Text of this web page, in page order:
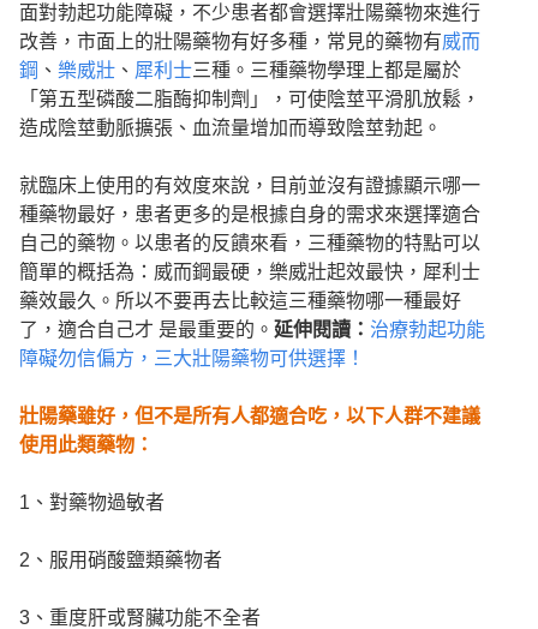
面對勃起功能障礙，不少患者都會選擇壯陽藥物來進行
改善，市面上的壯陽藥物有好多種，常見的藥物有威而
鋼 、 樂威壯 、 犀利士三種。三種藥物學理上都是屬於
「第五型磷酸二脂酶抑制劑」，可使陰莖平滑肌放鬆，
造成陰莖動脈擴張、血流量增加而導致陰莖勃起。
就臨床上使用的有效度來說，目前並沒有證據顯示哪一
種藥物最好，患者更多的是根據自身的需求來選擇適合
自己的藥物。以患者的反饋來看，三種藥物的特點可以
簡單的概括為：威而鋼最硬，樂威壯起效最快，犀利士
藥效最久。所以不要再去比較這三種藥物哪一種最好
了，適合自己才 是最重要的。 延伸閱讀： 治療勃起功能
障礙勿信偏方，三大壯陽藥物可供選擇！
壯陽藥雖好，但不是所有人都適合吃，以下人群不建議
使用此類藥物：
1、對藥物過敏者
2、服用硝酸鹽類藥物者
3、重度肝或腎臟功能不全者